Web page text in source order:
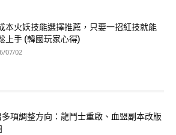
本火妖技能選擇推薦，只要一招紅技就能
上手 (韓國玩家心得)
07/02
多項調整方向：龍鬥士重啟、血盟副本改版